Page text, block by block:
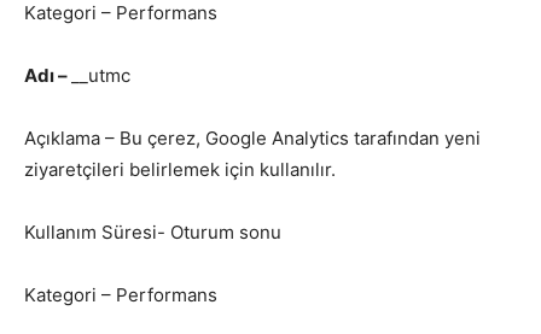
Kategori – Performans
Adı – __utmc
Açıklama – Bu çerez, Google Analytics tarafından yeni
ziyaretçileri belirlemek için kullanılır.
Kullanım Süresi- Oturum sonu
Kategori – Performans